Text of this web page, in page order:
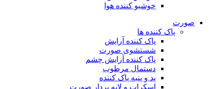
خوشبو کننده هوا
صورت
پاک کننده ها
پاک کننده آرایش
شستشوی صورت
پاک کننده آرایش چشم
دستمال مرطوب
پد و پنبه پاک کننده
اسکراب و لایه بردار صورت